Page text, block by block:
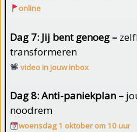
online
Dag 7: Jij bent genoeg –
transformeren
video in jouw inbox
Dag 8: Anti-paniekplan –
noodrem
woensdag 1 oktober om 10 uur